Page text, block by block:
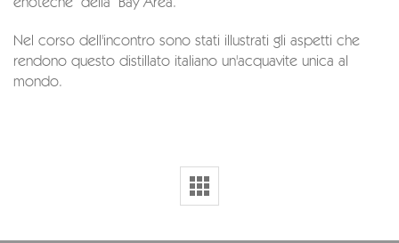
Nel corso dell'incontro sono stati illustrati gli aspetti che
rendono questo distillato italiano un'acquavite unica al
mondo.